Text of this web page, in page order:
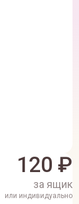
120 ₽
за ящик
или индивидуально